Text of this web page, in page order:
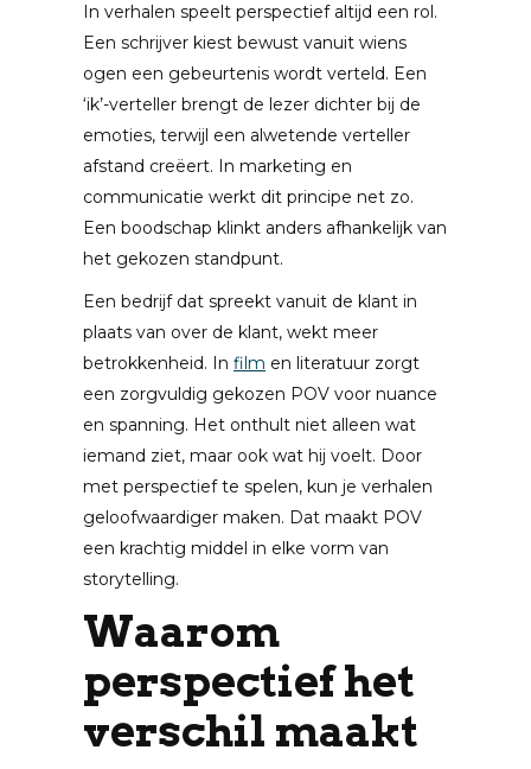
In verhalen speelt perspectief altijd een rol.
Een schrijver kiest bewust vanuit wiens
ogen een gebeurtenis wordt verteld. Een
‘ik’-verteller brengt de lezer dichter bij de
emoties, terwijl een alwetende verteller
afstand creëert. In marketing en
communicatie werkt dit principe net zo.
Een boodschap klinkt anders afhankelijk van
het gekozen standpunt.
Een bedrijf dat spreekt vanuit de klant in
plaats van over de klant, wekt meer
betrokkenheid. In film en literatuur zorgt
een zorgvuldig gekozen POV voor nuance
en spanning. Het onthult niet alleen wat
iemand ziet, maar ook wat hij voelt. Door
met perspectief te spelen, kun je verhalen
geloofwaardiger maken. Dat maakt POV
een krachtig middel in elke vorm van
storytelling.
Waarom
perspectief het
verschil maakt